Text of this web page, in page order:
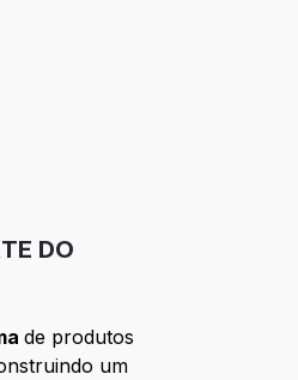
DO
de produtos
um